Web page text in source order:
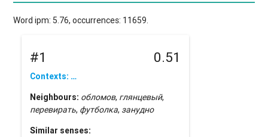
Word ipm: 5.76, occurrences: 11659.
#1 0.51
Contexts: …
Neighbours: обломов, глянцевый,
перевирать, футболка, занудно
Similar senses: